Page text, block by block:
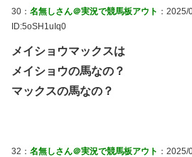
30： 名無しさん＠実況で競馬板アウト ：
ID:5oSH1uIq0
メイショウマックスは
メイショウの馬なの？
マックスの馬なの？
32： 名無しさん＠実況で競馬板アウト ：